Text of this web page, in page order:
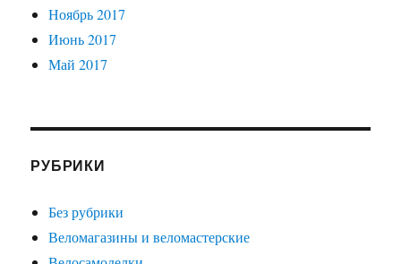
Ноябрь 2017
Июнь 2017
Май 2017
РУБРИКИ
Без рубрики
Веломагазины и веломастерские